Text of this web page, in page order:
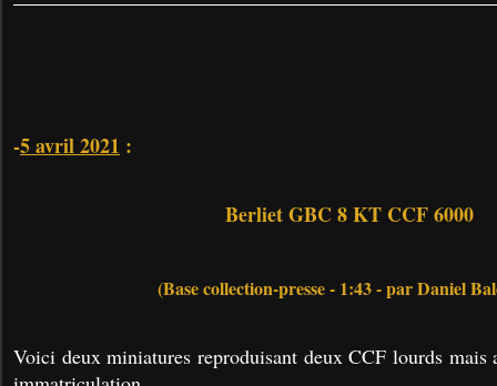
-5 avril 2021 :
Berliet GBC 8 KT CCF 6000
(Base collection-presse - 1:43 - par Daniel
Voici deux miniatures reproduisant deux CCF lourds mais